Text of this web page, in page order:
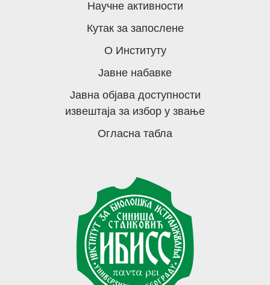
Научне активности
Кутак за запослене
О Институту
Јавне набавке
Јавна објава доступности
извештаја за избор у звање
Огласна табла